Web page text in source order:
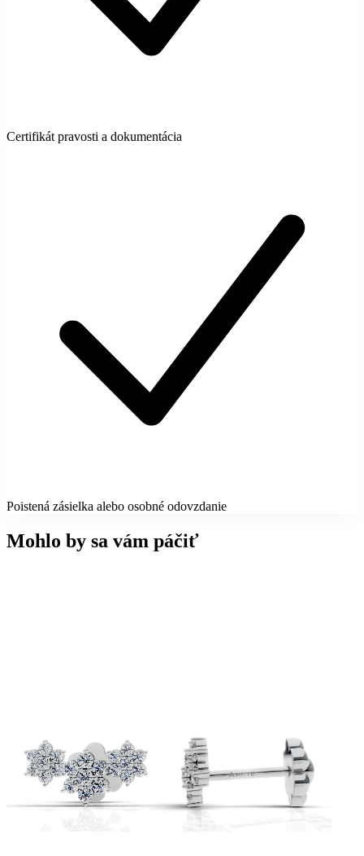
Certifikát pravosti a dokumentácia
Poistená zásielka alebo osobné odovzdanie
Mohlo by sa vám páčiť